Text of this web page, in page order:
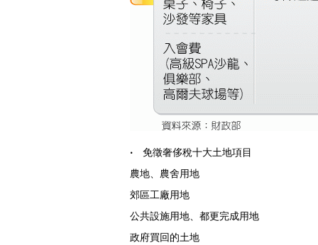
‧ 免徵奢侈稅十大土地項目
農地、農舍用地
郊區工廠用地
公共設施用地、都更完成用地
政府買回的土地